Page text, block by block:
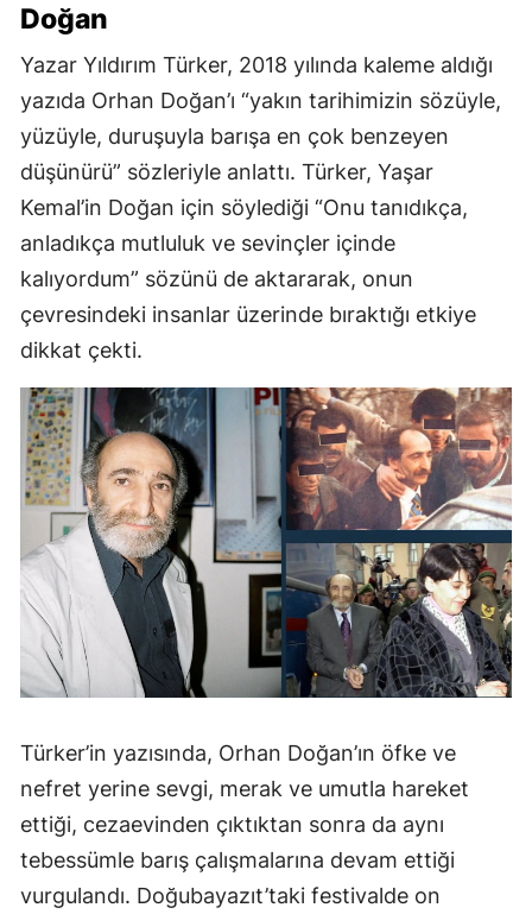
Doğan
Yazar Yıldırım Türker, 2018 yılında kaleme aldığı
yazıda Orhan Doğan’ı “yakın tarihimizin sözüyle,
yüzüyle, duruşuyla barışa en çok benzeyen
düşünürü” sözleriyle anlattı. Türker, Yaşar
Kemal’in Doğan için söylediği “Onu tanıdıkça,
anladıkça mutluluk ve sevinçler içinde
kalıyordum” sözünü de aktararak, onun
çevresindeki insanlar üzerinde bıraktığı etkiye
dikkat çekti.
Türker’in yazısında, Orhan Doğan’ın öfke ve
nefret yerine sevgi, merak ve umutla hareket
ettiği, cezaevinden çıktıktan sonra da aynı
tebessümle barış çalışmalarına devam ettiği
vurgulandı. Doğubayazıt’taki festivalde on